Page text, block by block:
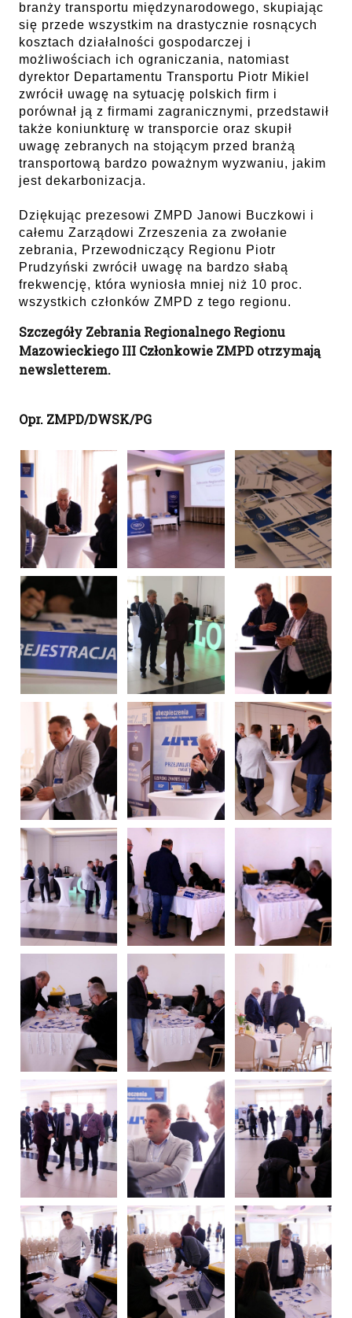
branży transportu międzynarodowego, skupiając
się przede wszystkim na drastycznie rosnących
kosztach działalności gospodarczej i
możliwościach ich ograniczania, natomiast
dyrektor Departamentu Transportu Piotr Mikiel
zwrócił uwagę na sytuację polskich firm i
porównał ją z firmami zagranicznymi, przedstawił
także koniunkturę w transporcie oraz skupił
uwagę zebranych na stojącym przed branżą
transportową bardzo poważnym wyzwaniu, jakim
jest dekarbonizacja.
Dziękując prezesowi ZMPD Janowi Buczkowi i
całemu Zarządowi Zrzeszenia za zwołanie
zebrania, Przewodniczący Regionu Piotr
Prudzyński zwrócił uwagę na bardzo słabą
frekwencję, która wyniosła mniej niż 10 proc.
wszystkich członków ZMPD z tego regionu.
Szczegóły Zebrania Regionalnego Regionu
Mazowieckiego III Członkowie ZMPD otrzymają
newsletterem.
Opr. ZMPD/DWSK/PG